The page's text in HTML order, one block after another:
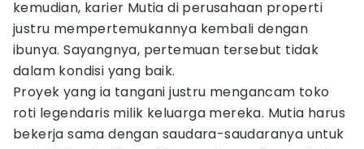
kemudian, karier Mutia di perusahaan properti
justru mempertemukannya kembali dengan
ibunya. Sayangnya, pertemuan tersebut tidak
dalam kondisi yang baik.
Proyek yang ia tangani justru mengancam toko
roti legendaris milik keluarga mereka. Mutia harus
bekerja sama dengan saudara-saudaranya untuk